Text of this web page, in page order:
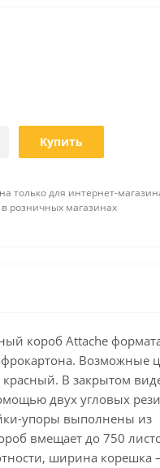
Купить
только для интернет-
розничных магазинах
короб Attache
Возможные
В закрытом
двух угловых
упоры выполнены из
вмещает до 750
ширина